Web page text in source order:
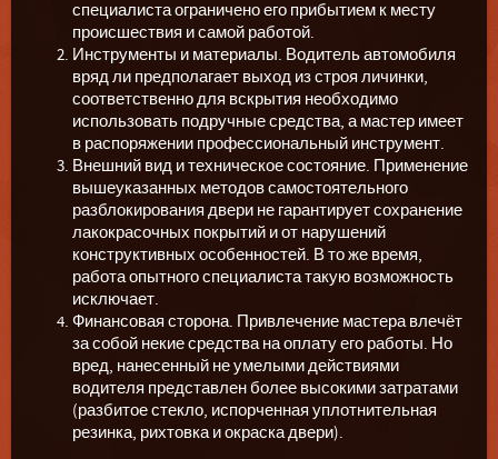
специалиста ограничено его прибытием к месту
происшествия и самой работой.
Инструменты и материалы. Водитель автомобиля
вряд ли предполагает выход из строя личинки,
соответственно для вскрытия необходимо
использовать подручные средства, а мастер имеет
в распоряжении профессиональный инструмент.
Внешний вид и техническое состояние. Применение
вышеуказанных методов самостоятельного
разблокирования двери не гарантирует сохранение
лакокрасочных покрытий и от нарушений
конструктивных особенностей. В то же время,
работа опытного специалиста такую возможность
исключает.
Финансовая сторона. Привлечение мастера влечёт
за собой некие средства на оплату его работы. Но
вред, нанесенный не умелыми действиями
водителя представлен более высокими затратами
(разбитое стекло, испорченная уплотнительная
резинка, рихтовка и окраска двери).